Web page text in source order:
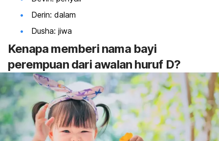
Derin: dalam
Dusha: jiwa
Kenapa memberi nama bayi
perempuan dari awalan huruf D?